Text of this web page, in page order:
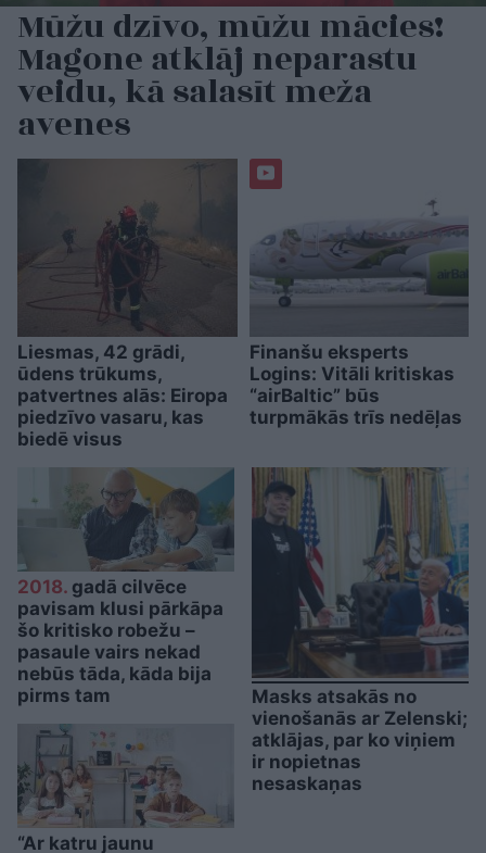
Mūžu dzīvo, mūžu mācies!
Magone atklāj neparastu
veidu, kā salasīt meža
avenes
Liesmas, 42 grādi,
ūdens trūkums,
patvertnes alās: Eiropa
piedzīvo vasaru, kas
biedē visus
Finanšu eksperts
Logins: Vitāli kritiskas
“airBaltic” būs
turpmākās trīs nedēļas
2018. gadā cilvēce
pavisam klusi pārkāpa
šo kritisko robežu –
pasaule vairs nekad
nebūs tāda, kāda bija
pirms tam
“Ar katru jaunu
Masks atsakās no
vienošanās ar Zelenski;
atklājas, par ko viņiem
ir nopietnas
nesaskaņas